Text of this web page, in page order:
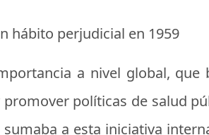
hábito perjudicial en 1959
a nivel global,
políticas de salud
a esta iniciativa